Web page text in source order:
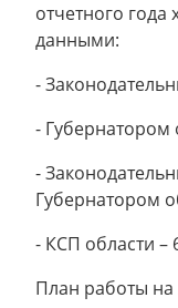
отчетного
данными:
-
- Губернатором
-
Губернатором
- КСП области –
План работы на